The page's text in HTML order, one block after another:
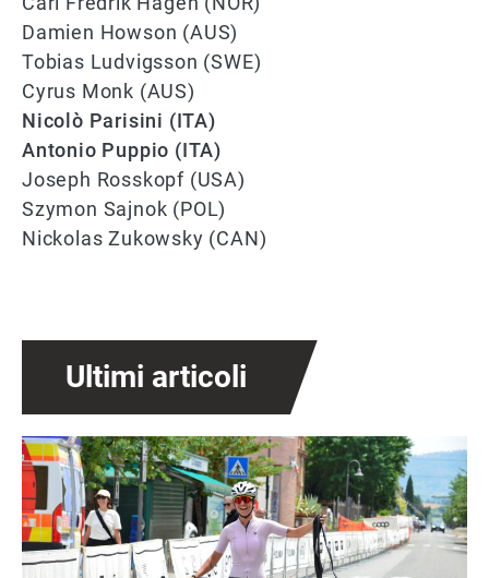
Damien Howson (AUS)
Tobias Ludvigsson (SWE)
Cyrus Monk (AUS)
Nicolò Parisini (ITA)
Antonio Puppio (ITA)
Joseph Rosskopf (USA)
Szymon Sajnok (POL)
Nickolas Zukowsky (CAN)
Ultimi articoli
Immagine